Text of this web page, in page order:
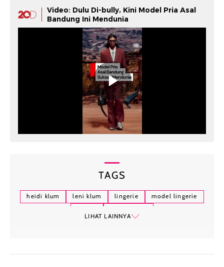
Video: Dulu Di-bully, Kini Model Pria Asal
Bandung Ini Mendunia
TAGS
heidi klum leni klum lingerie
model lingerie
LIHAT LAINNYA